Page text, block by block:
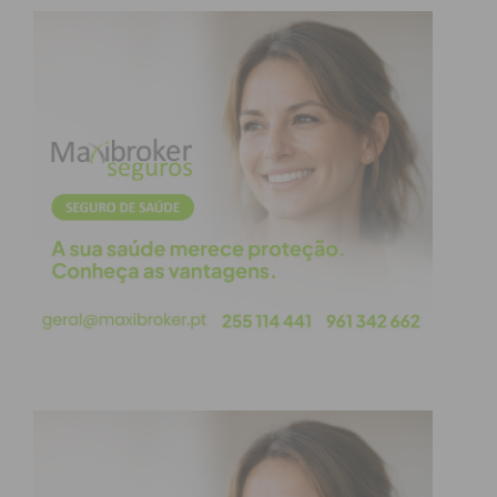
Subscreva a newsletter do Imediato
A representação local
Este ano, o município faz-se representar na pista
por equipas de quatro estabelecimentos de ensino
Escola Básica e Secundária de Paredes
Escola Básica e Secundária de Rebordosa
O desafio abrange uma vasta faixa etária,
envolvendo alunos desde o 2.º e 3.º ciclos até ao